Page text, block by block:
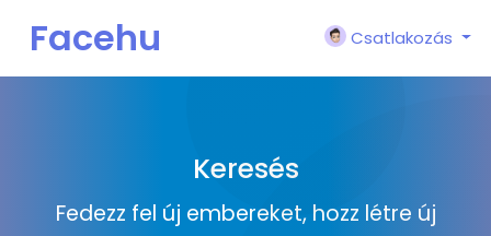
Facehu
Csatlakozás
Keresés
Fedezz fel új embereket, hozz létre új